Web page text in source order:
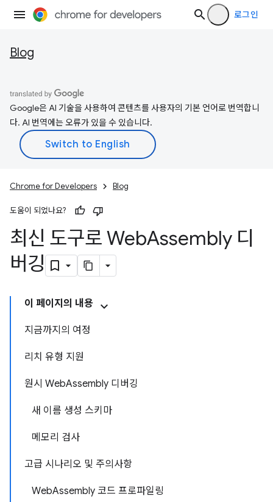
로그인
Blog
Google은 AI 기술을 사용하여 콘텐츠를 사용자의 기본 언어로 번역합니
다. AI 번역에는 오류가 있을 수 있습니다.
Chrome for Developers Blog
도움이 되었나요?
최신 도구로 WebAssembly 디
버깅
이 페이지의 내용
지금까지의 여정
리치 유형 지원
원시 WebAssembly 디버깅
새 이름 생성 스키마
메모리 검사
고급 시나리오 및 주의사항
WebAssembly 코드 프로파일링